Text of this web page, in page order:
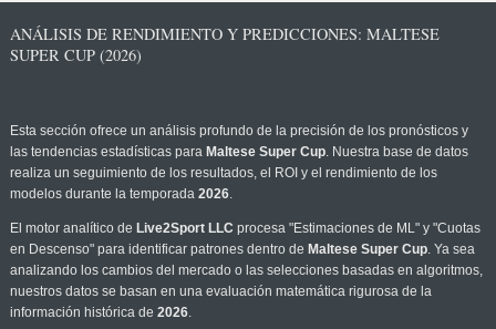
ANÁLISIS DE RENDIMIENTO Y PREDICCIONES: MALTESE
SUPER CUP (2026)
Esta sección ofrece un análisis profundo de la precisión de los pronósticos y
las tendencias estadísticas para Maltese Super Cup. Nuestra base de datos
realiza un seguimiento de los resultados, el ROI y el rendimiento de los
modelos durante la temporada 2026.
El motor analítico de Live2Sport LLC procesa "Estimaciones de ML" y "Cuotas
en Descenso" para identificar patrones dentro de Maltese Super Cup. Ya sea
analizando los cambios del mercado o las selecciones basadas en algoritmos,
nuestros datos se basan en una evaluación matemática rigurosa de la
información histórica de 2026.